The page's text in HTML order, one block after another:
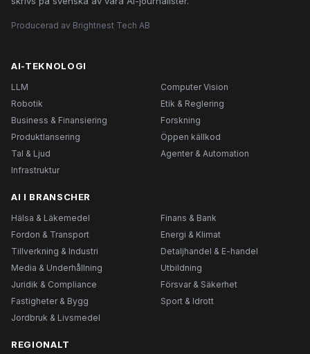
Producerad av Brightnest Tech AB
AI-TEKNOLOGI
LLM
Computer Vision
Robotik
Etik & Reglering
Business & Finansiering
Forskning
Produktlansering
Öppen källkod
Tal & Ljud
Agenter & Automation
Infrastruktur
AI I BRANSCHER
Hälsa & Läkemedel
Finans & Bank
Fordon & Transport
Energi & Klimat
Tillverkning & Industri
Detaljhandel & E-handel
Media & Underhållning
Utbildning
Juridik & Compliance
Försvar & Säkerhet
Fastigheter & Bygg
Sport & Idrott
Jordbruk & Livsmedel
REGIONALT